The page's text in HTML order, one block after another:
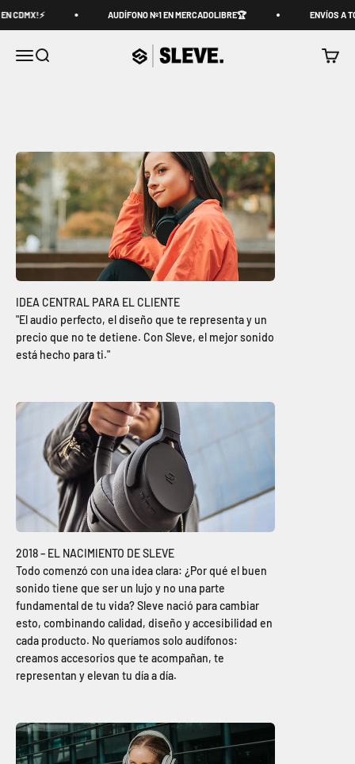
CDMX!⚡ AUDÍFONO Nº1 EN MERCADOLIBRE🏆 ENVÍOS A
MenúBuscar Sleve Mobile Mexico Carrito
"El audio perfecto, el diseño que te representa y un
precio que no te detiene. Con Sleve, el mejor sonido
está hecho para ti."
Todo comenzó con una idea clara: ¿Por qué el buen
sonido tiene que ser un lujo y no una parte
fundamental de tu vida? Sleve nació para cambiar
esto, combinando calidad, diseño y accesibilidad en
cada producto. No queríamos solo audífonos:
creamos accesorios que te acompañan, te
representan y elevan tu día a día.